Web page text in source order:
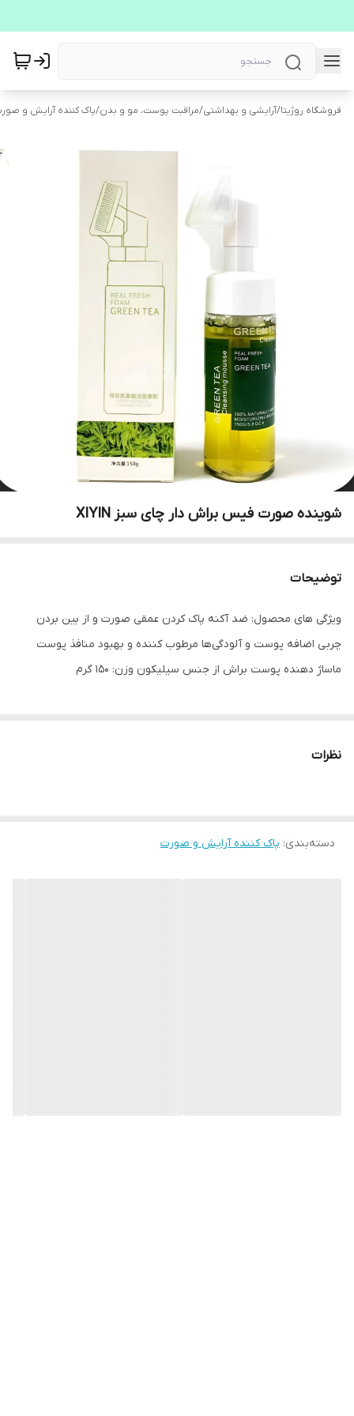
فروشگاه روژیتا/آرایشی و بهداشتی/مراقبت پوست، مو و بدن/پاک کننده آرایش و
شوینده صورت فیس براش دار چای سبز XIYIN
توضیحات
ویژگی های محصول: ضد آکنه پاک کردن عمقی صورت و از بین بردن
چربی اضافه پوست و آلودگی‌ها مرطوب کننده و بهبود منافذ پوست
ماساژ دهنده پوست براش از جنس سیلیکون وزن: ۱۵۰ گرم
نظرات
دسته‌بندی: پاک کننده آرایش و صورت